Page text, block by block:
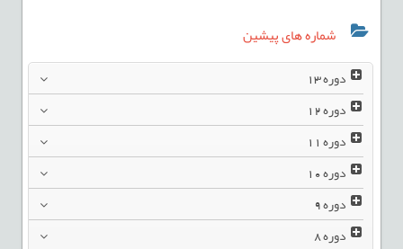
شماره های پیشین
دوره13
دوره12
دوره11
دوره10
دوره9
دوره8